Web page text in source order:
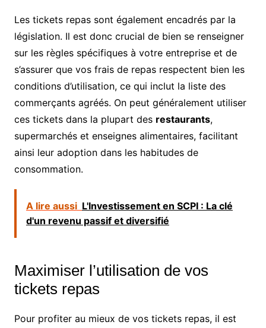
Les tickets repas sont également encadrés par la
législation. Il est donc crucial de bien se renseigner
sur les règles spécifiques à votre entreprise et de
s’assurer que vos frais de repas respectent bien les
conditions d’utilisation, ce qui inclut la liste des
commerçants agréés. On peut généralement utiliser
ces tickets dans la plupart des restaurants,
supermarchés et enseignes alimentaires, facilitant
ainsi leur adoption dans les habitudes de
consommation.
A lire aussi L'Investissement en SCPI : La clé
d'un revenu passif et diversifié
Maximiser l’utilisation de vos
tickets repas
Pour profiter au mieux de vos tickets repas, il est